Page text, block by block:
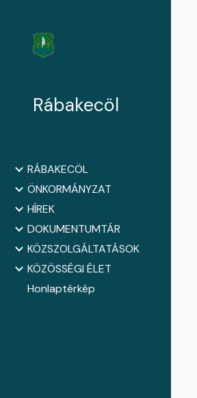
Rábakecöl
RÁBAKECÖL
ÖNKORMÁNYZAT
HÍREK
DOKUMENTUMTÁR
KÖZSZOLGÁLTATÁSOK
KÖZÖSSÉGI ÉLET
Honlaptérkép